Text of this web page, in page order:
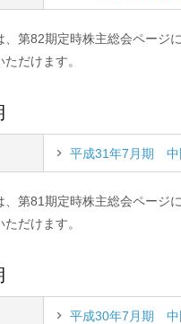
第82期定時株主総会ページ
だけます。
平成31年7月期 中
第81期定時株主総会ページ
だけます。
平成30年7月期 中